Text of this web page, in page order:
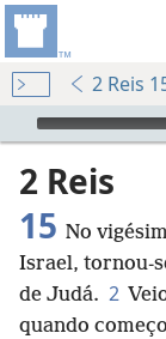
2 Reis
Audio Player
2 Reis
15 No
Israel, tornou-
de Judá. 2
quando